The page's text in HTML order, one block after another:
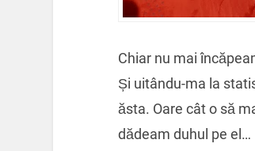
Chiar nu mai
Și uitându-ma la
ăsta. Oare cât o să
dădeam duhul pe el…